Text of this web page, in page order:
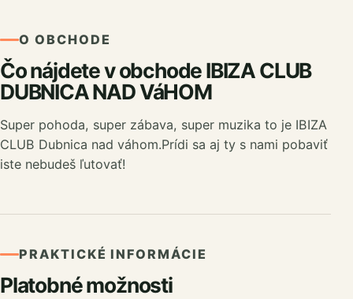
O OBCHODE
Čo nájdete v obchode IBIZA CLUB
DUBNICA NAD VáHOM
Super pohoda, super zábava, super muzika to je IBIZA
CLUB Dubnica nad váhom.Prídi sa aj ty s nami pobaviť
iste nebudeš ľutovať!
PRAKTICKÉ INFORMÁCIE
Platobné možnosti